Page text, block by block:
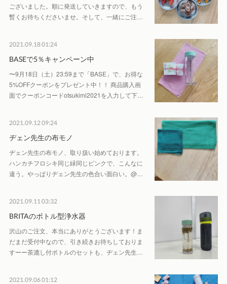
ございました。順に発送していきますので、もう
暫くお待ちくださいませ。そして、一緒にご注…
2021.09.18 01:24
BASEで5％キャンペーン中
〜9月18日（土）23:59まで「BASE」で、お得な
5%OFFクーポンをプレゼント中！！ 商品購入画
面でクーポンコードotsukimi2021を入力して下…
2021.09.12 09:24
ヂェン先生の布モノ
ヂェン先生の布モノ、取り扱い始めております。
ハンカチフロシキ同じ緑同じピンクで、こんなに
違う。やっぱりヂェン先生の色合い面白い。@…
2021.09.11 03:32
BRITAのボトル型浄水器
沢山のご注文、本当にありがとうございます！ま
だまだ受付中なので、引き続きお待ちしておりま
すーー茶漉し付ボトルのセットも、ヂェン先生…
2021.09.06 01:12